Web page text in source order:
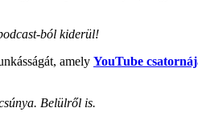
ból kiderül!
amely YouTube
Belülről is.